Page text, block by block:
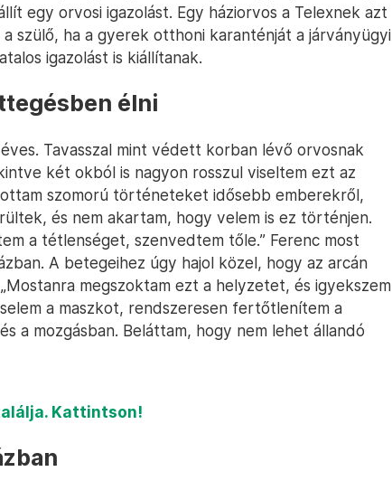
egy orvosi igazolást. Egy háziorvos a Telexnek azt
szülő, ha a gyerek otthoni karanténját a járványügyi
igazolást is kiállítanak.
élni
Tavasszal mint védett korban lévő orvosnak
két okból is nagyon rosszul viseltem ezt az
szomorú történeteket idősebb emberekről,
és nem akartam, hogy velem is ez történjen.
a tétlenséget, szenvedtem tőle.” Ferenc most
A betegeihez úgy hajol közel, hogy az arcán
megszoktam ezt a helyzetet, és igyekszem
a maszkot, rendszeresen fertőtlenítem a
a mozgásban. Beláttam, hogy nem lehet állandó
Kattintson!